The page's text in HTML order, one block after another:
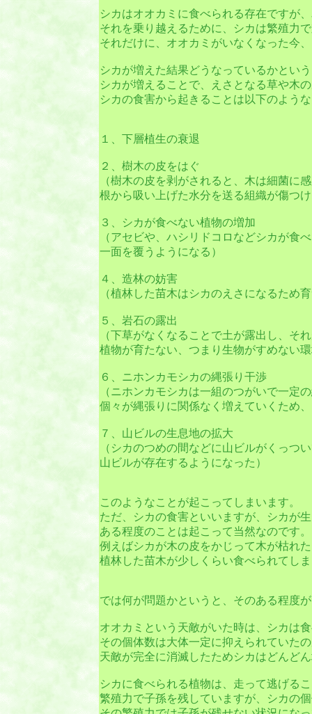
シカはオオカミに食べられる存在ですが
それを乗り越えるために、シカは繁殖力
それだけに、オオカミがいなくなった今
シカが増えた結果どうなっているかとい
シカが増えることで、えさとなる草や木
シカの食害から起きることは以下のよう
１、下層植生の衰退
２、樹木の皮をはぐ
（樹木の皮を剥がされると、木は細菌に
根から吸い上げた水分を送る組織が傷つ
３、シカが食べない植物の増加
（アセビや、ハシリドコロなどシカが食
一面を覆うようになる）
４、造林の妨害
（植林した苗木はシカのえさになるため
５、岩石の露出
（下草がなくなることで土が露出し、そ
植物が育たない、つまり生物がすめない
６、ニホンカモシカの縄張り干渉
（ニホンカモシカは一組のつがいで一定
個々が縄張りに関係なく増えていくため
７、山ビルの生息地の拡大
（シカのつめの間などに山ビルがくっつ
山ビルが存在するようになった）
このようなことが起こってしまいます。
ただ、シカの食害といいますが、シカが
ある程度のことは起こって当然なのです。
例えばシカが木の皮をかじって木が枯れ
植林した苗木が少しくらい食べられてし
では何が問題かというと、そのある程度
オオカミという天敵がいた時は、シカは
その個体数は大体一定に抑えられていた
天敵が完全に消滅したためシカはどんど
シカに食べられる植物は、走って逃げる
繁殖力で子孫を残していますが、シカの